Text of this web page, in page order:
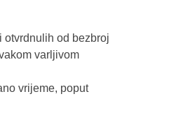
otvrdnulih od bezbroj
varljivom
vrijeme, poput